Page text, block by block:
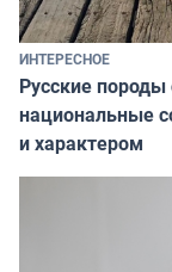
ИНТЕРЕСНОЕ
Русские
национальные
и характером